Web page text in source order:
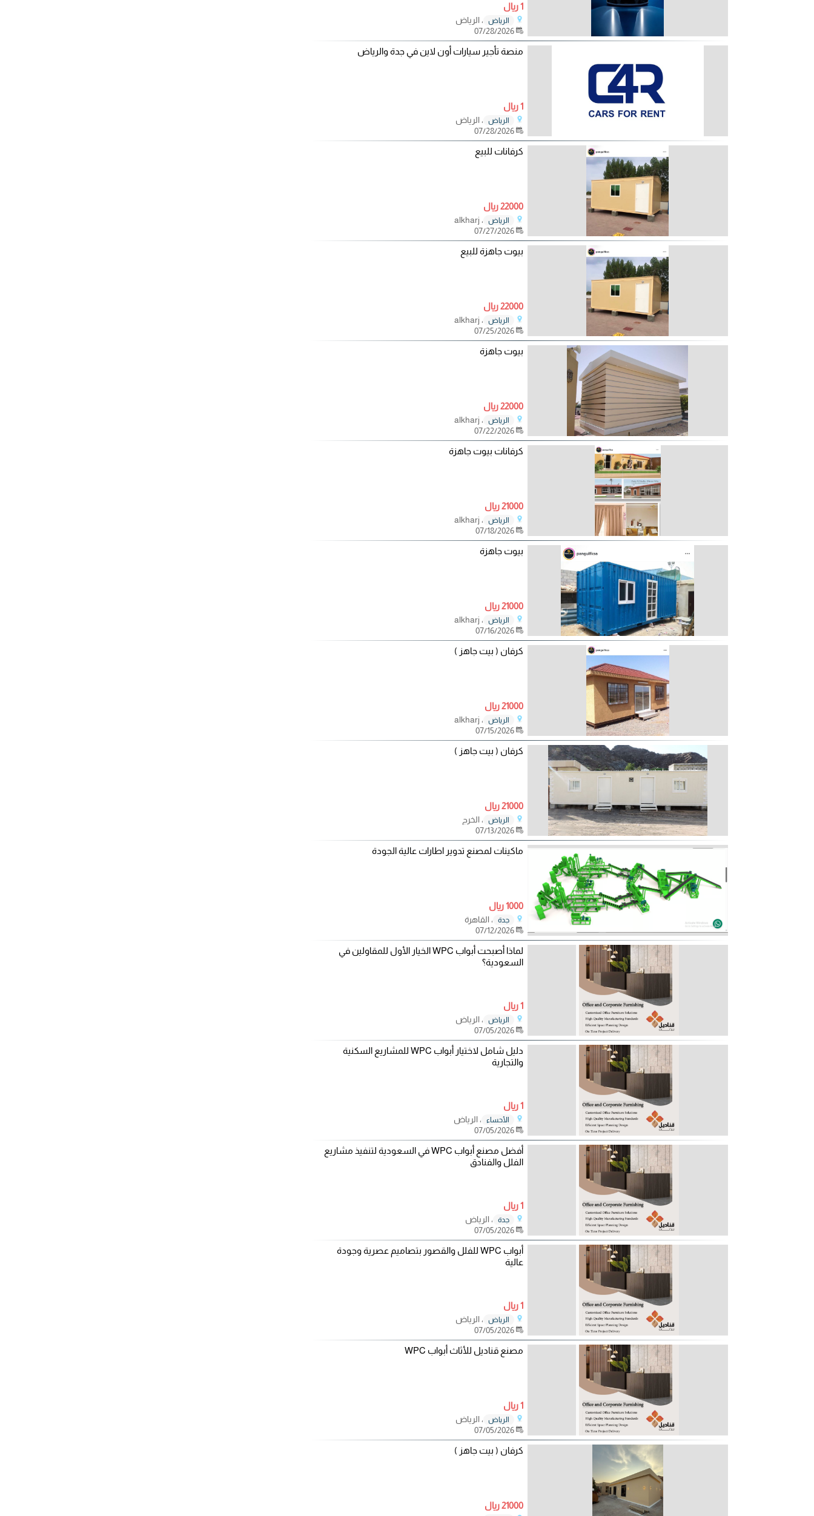
1 ريال
الرياض
، الرياض
07/28/2026
منصة تأجير سيارات أون لاين في جدة والرياض
1 ريال
الرياض
، الرياض
07/28/2026
كرفانات للبيع
22000 ريال
الرياض
، alkharj
07/27/2026
بيوت جاهزة للبيع
22000 ريال
الرياض
، alkharj
07/25/2026
بيوت جاهزة
22000 ريال
الرياض
، alkharj
07/22/2026
كرفانات بيوت جاهزة
21000 ريال
الرياض
، alkharj
07/18/2026
بيوت جاهزة
21000 ريال
الرياض
، alkharj
07/16/2026
كرفان ( بيت جاهز )
21000 ريال
الرياض
، alkharj
07/15/2026
كرفان ( بيت جاهز )
21000 ريال
الرياض
، الخرج
07/13/2026
ماكينات لمصنع تدوير اطارات عالية الجودة
1000 ريال
جدة
، القاهرة
07/12/2026
لماذا أصبحت أبواب WPC الخيار الأول للمقاولين في
السعودية؟
1 ريال
الرياض
، الرياض
07/05/2026
دليل شامل لاختيار أبواب WPC للمشاريع السكنية
والتجارية
1 ريال
الأحساء
، الرياض
07/05/2026
أفضل مصنع أبواب WPC في السعودية لتنفيذ مشاريع
الفلل والفنادق
1 ريال
جدة
، الرياض
07/05/2026
أبواب WPC للفلل والقصور بتصاميم عصرية وجودة
عالية
1 ريال
الرياض
، الرياض
07/05/2026
مصنع قناديل للأثاث أبواب WPC
1 ريال
الرياض
، الرياض
07/05/2026
كرفان ( بيت جاهز )
21000 ريال